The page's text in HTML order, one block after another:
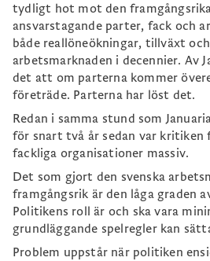
tydligt hot mot den
ansvarstagande parter, fack och
både reallöneökningar, tillväxt
arbetsmarknaden i decennier. Av
det att om parterna kommer
företräde. Parterna har löst det.
Redan i samma stund som
för snart två år sedan var kritiken
fackliga organisationer massiv.
Det som gjort den svenska
framgångsrik är den låga graden
Politikens roll är och ska vara
grundläggande spelregler kan
Problem uppstår när politiken